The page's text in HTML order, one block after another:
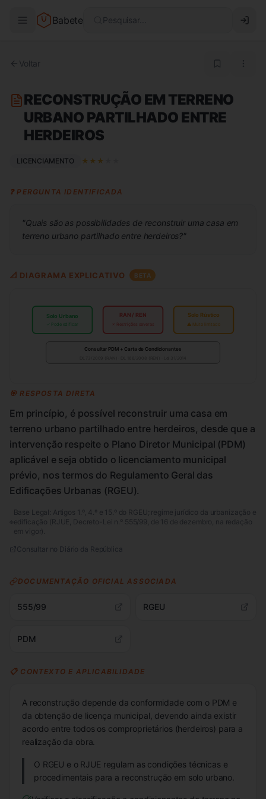
Babete Pesquisar...
Voltar
RECONSTRUÇÃO EM TERRENO
URBANO PARTILHADO ENTRE
HERDEIROS
LICENCIAMENTO ★ ★ ★
❓ PERGUNTA IDENTIFICADA
"Quais são as possibilidades de reconstruir uma casa em
terreno urbano partilhado entre herdeiros?"
📐 DIAGRAMA EXPLICATIVO BETA
Solo Urbano
✓ Pode edificar
RAN / REN
✗ Restrições severas
Solo Rústico
⚠ Muito limitado
Consultar PDM + Carta de Condicionantes
🎯 RESPOSTA DIRETA
Em princípio, é possível reconstruir uma casa em
terreno urbano partilhado entre herdeiros, desde que a
intervenção respeite o Plano Diretor Municipal (PDM)
aplicável e seja obtido o licenciamento municipal
prévio, nos termos do Regulamento Geral das
Edificações Urbanas (RGEU).
Base Legal: Artigos 1.º, 4.º e 15.º do RGEU; regime jurídico da urbanização e
edificação (RJUE, Decreto-Lei n.º 555/99, de 16 de dezembro, na redação
em vigor).
Consultar no Diário da República
DOCUMENTAÇÃO OFICIAL ASSOCIADA
555/99 RGEU
PDM
📋 CONTEXTO E APLICABILIDADE
A reconstrução depende da conformidade com o PDM e
da obtenção de licença municipal, devendo ainda existir
acordo entre todos os comproprietários (herdeiros) para a
realização da obra.
O RGEU e o RJUE regulam as condições técnicas e
procedimentais para a reconstrução em solo urbano.